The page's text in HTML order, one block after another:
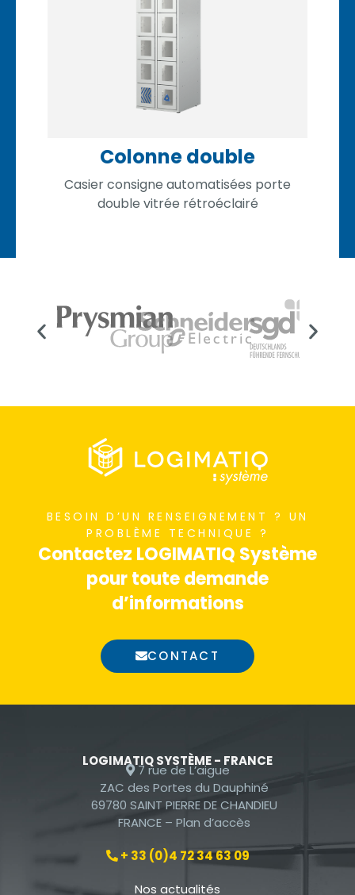
Colonne double
Casier consigne automatisées porte
double vitrée rétroéclairé
BESOIN D’UN RENSEIGNEMENT ? UN
PROBLÈME TECHNIQUE ?
Contactez LOGIMATIQ Système
pour toute demande
d’informations
CONTACT
LOGIMATIQ SYSTÈME - FRANCE
7 rue de L’aigue
ZAC des Portes du Dauphiné
69780 SAINT PIERRE DE CHANDIEU
FRANCE – Plan d’accès
+ 33 (0)4 72 34 63 09
Nos actualités